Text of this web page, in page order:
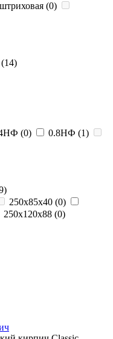
(0)
(14)
(0) 0.8НФ (1)
)
250х85х40 (0)
250x120x88 (0)